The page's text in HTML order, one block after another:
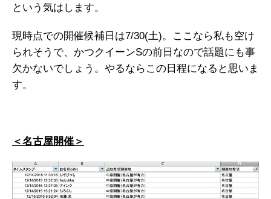
という気はします。
現時点での開催候補日は7/30(土)。ここなら私も空け
られそうで、かつクイーンSの前日なので話題にも事
欠かないでしょう。やるならこの日程になると思いま
す。
＜名古屋開催＞